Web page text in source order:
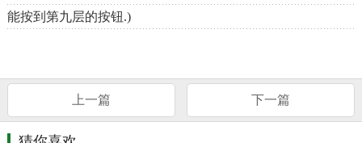
能按到第九层的按钮.)
上一篇 下一篇